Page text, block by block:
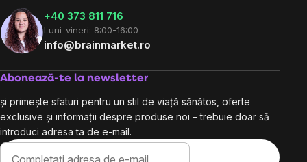
+40 373 811 716
Luni-vineri: 8:00-16:00
info@brainmarket.ro
Abonează-te la newsletter
și primește sfaturi pentru un stil de viață sănătos, oferte
exclusive și informații despre produse noi – trebuie doar să
introduci adresa ta de e-mail.